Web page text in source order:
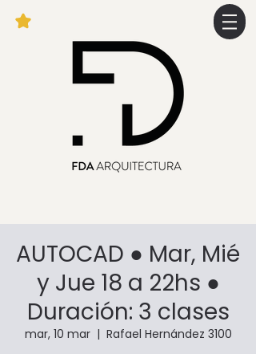
AUTOCAD ● Mar, Mié
y Jue 18 a 22hs ●
Duración: 3 clases
mar, 10 mar
  |
Rafael Hernández 3100